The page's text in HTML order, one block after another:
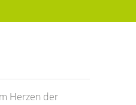
Herzen der